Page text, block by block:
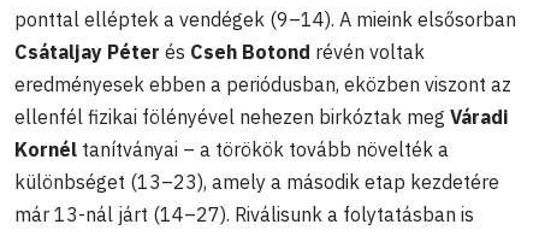
ponttal elléptek a vendégek (9–14). A mieink elsősorban
Csátaljay Péter és Cseh Botond révén voltak
eredményesek ebben a periódusban, eközben viszont az
ellenfél fizikai fölényével nehezen birkóztak meg Váradi
Kornél tanítványai – a törökök tovább növelték a
különbséget (13–23), amely a második etap kezdetére
már 13-nál járt (14–27). Riválisunk a folytatásban is